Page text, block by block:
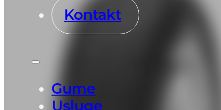
Kontakt
Gume
Usluge